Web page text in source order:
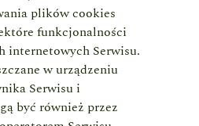
plików cookies
funkcjonalności
internetowych Serwisu.
w urządzeniu
Serwisu i
być również przez